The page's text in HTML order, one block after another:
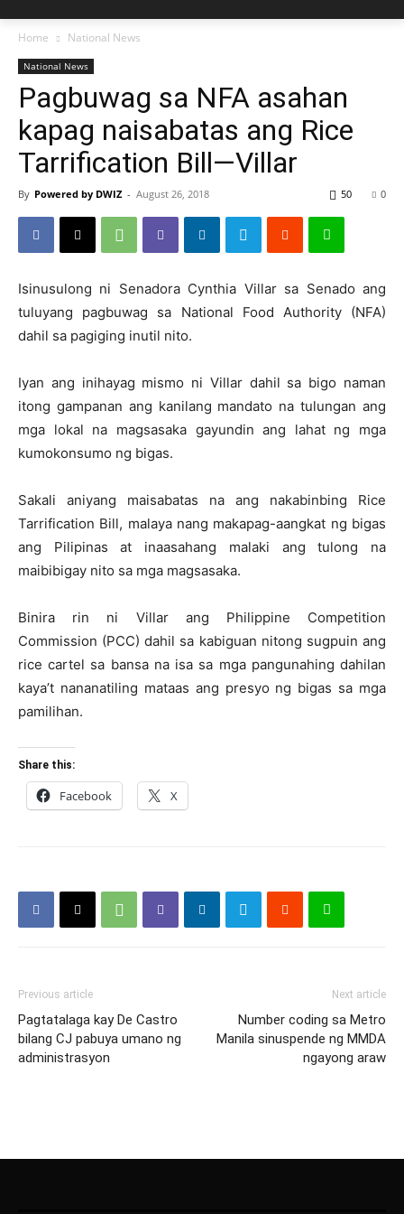
Home National News
National News
Pagbuwag sa NFA asahan
kapag naisabatas ang Rice
Tarrification Bill—Villar
By Powered by DWIZ - August 26, 2018 0
50
Isinusulong ni Senadora Cynthia Villar sa Senado ang
tuluyang pagbuwag sa National Food Authority (NFA)
dahil sa pagiging inutil nito.
Iyan ang inihayag mismo ni Villar dahil sa bigo naman
itong gampanan ang kanilang mandato na tulungan ang
mga lokal na magsasaka gayundin ang lahat ng mga
kumokonsumo ng bigas.
Sakali aniyang maisabatas na ang nakabinbing Rice
Tarrification Bill, malaya nang makapag-aangkat ng bigas
ang Pilipinas at inaasahang malaki ang tulong na
maibibigay nito sa mga magsasaka.
Binira rin ni Villar ang Philippine Competition
Commission (PCC) dahil sa kabiguan nitong sugpuin ang
rice cartel sa bansa na isa sa mga pangunahing dahilan
kaya’t nananatiling mataas ang presyo ng bigas sa mga
pamilihan.
Share this:
Facebook X
Previous article
Pagtatalaga kay De Castro
bilang CJ pabuya umano ng
administrasyon
Next article
Number coding sa Metro
Manila sinuspende ng MMDA
ngayong araw